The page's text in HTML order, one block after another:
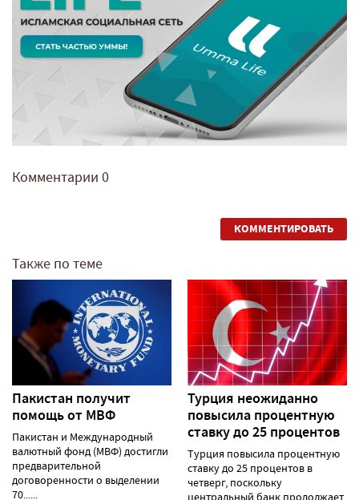
Комментарии 0
КОММЕНТИРОВАТЬ
Также по теме
Пакистан получит
помощь от МВФ
Пакистан и Международный
валютный фонд (МВФ) достигли
предварительной
договоренности о выделении
70......
Турция неожиданно
повысила процентную
ставку до 25 процентов
Турция повысила процентную
ставку до 25 процентов в
четверг, поскольку
центральный банк продолжает